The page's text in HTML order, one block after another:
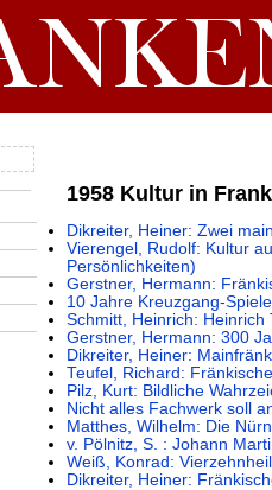
1958 Kultur in
Dikreiter, Heiner: Zwei
Vierengel, Rudolf: Kultur
Persönlichkeiten)
Gerstner, Hermann:
10 Jahre Kreuzgang-
Schmitt, Heinrich:
Gerstner, Hermann: 300
Dikreiter, Heiner:
Teufel, Richard:
Pilz, Kurt: Bildliche
Nicht alles Fachwerk soll
Matthes, Wilhelm: Die
v. Pölnitz, S. : Johann
Weiß, Konrad:
Dikreiter, Heiner: